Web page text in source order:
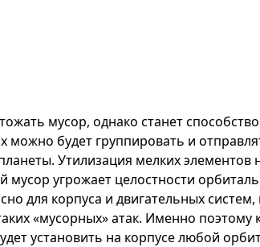
мусор, однако станет
будет группировать и
Утилизация мелких элементов
угрожает целостности
для корпуса и двигательных систем,
«мусорных» атак. Именно поэтому
установить на корпусе любой